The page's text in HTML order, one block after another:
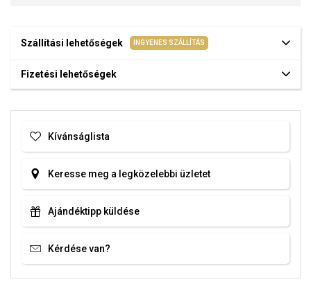
Szállítási lehetőségek INGYENES SZÁLLÍTÁS
Fizetési lehetőségek
Kívánságlista
Keresse meg a legközelebbi üzletet
Ajándéktipp küldése
Kérdése van?